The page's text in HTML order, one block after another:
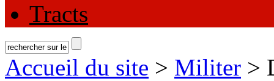
Tracts
Accueil du site > Militer >